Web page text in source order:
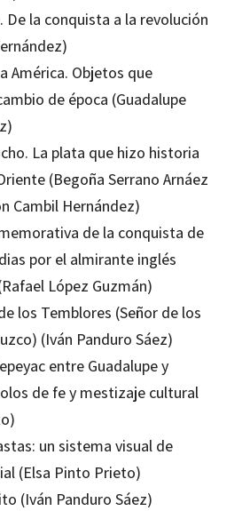
De la conquista a la revolución
América. Objetos que
de época (Guadalupe
La plata que hizo historia
(Begoña Serrano Arnáez
Cambil Hernández)
de la conquista de
por el almirante inglés
López Guzmán)
los Temblores (Señor de los
(Iván Panduro Sáez)
entre Guadalupe y
de fe y mestizaje cultural
un sistema visual de
(Elsa Pinto Prieto)
(Iván Panduro Sáez)